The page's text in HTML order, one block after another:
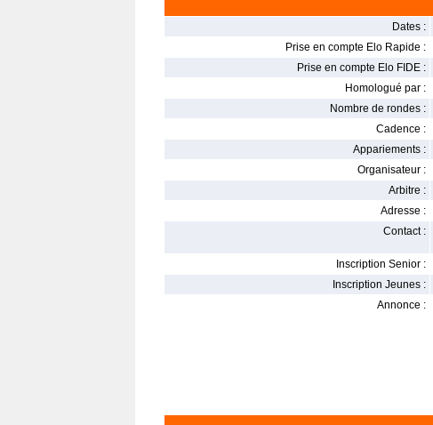
Dates :
Prise en compte Elo Rapide :
Prise en compte Elo FIDE :
Homologué par :
Nombre de rondes :
Cadence :
Appariements :
Organisateur :
Arbitre :
Adresse :
Contact :
Inscription Senior :
Inscription Jeunes :
Annonce :